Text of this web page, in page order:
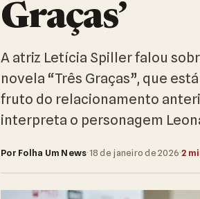
Graças’
A atriz Letícia Spiller falou
novela “Três Graças”, que
fruto do relacionamento
interpreta o personagem
Por Folha Um News·18 de janeiro de 2026·2